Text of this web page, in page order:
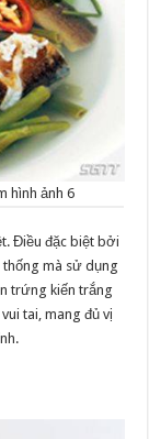
hình ảnh 6
Điều đặc biệt bởi
thống mà sử dụng
trứng kiến trắng
tai, mang đủ vị